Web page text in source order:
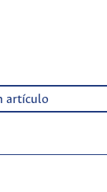
artículo